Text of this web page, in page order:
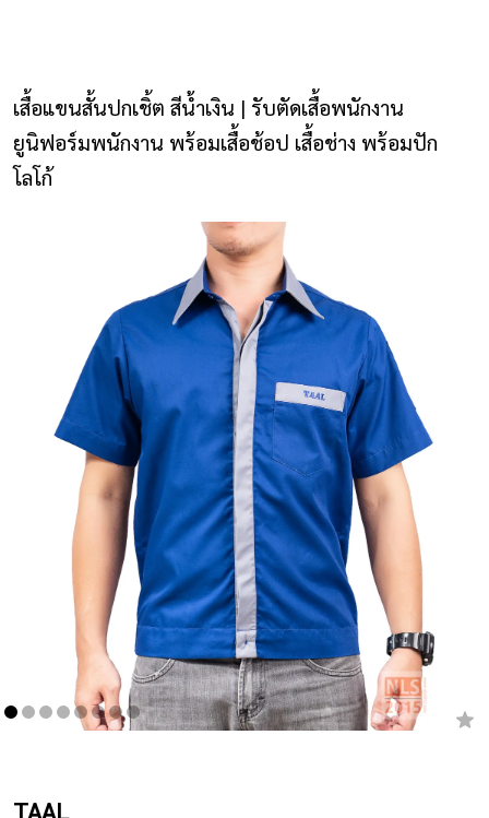
หน้าแรก
ติดต่อเรา
รายการโปรด
โปรแกรมออกแบบยูนิฟอร์ม
เสื้อแจ็คเก็ต
เสื้อยืดคอกลม
ชุดคลุมท้อง
เสื้อแขนสั้นปกเชิ้ต สีน้ำเงิน | รับตัดเสื้อพนักงาน
ยูนิฟอร์มพนักงาน พร้อมเสื้อช้อป เสื้อช่าง พร้อมปัก
โลโก้
TAAL